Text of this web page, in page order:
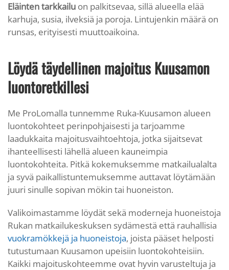
Eläinten tarkkailu on palkitsevaa, sillä alueella elää
karhuja, susia, ilveksiä ja poroja. Lintujenkin määrä on
runsas, erityisesti muuttoaikoina.
Löydä täydellinen majoitus Kuusamon
luontoretkillesi
Me ProLomalla tunnemme Ruka-Kuusamon alueen
luontokohteet perinpohjaisesti ja tarjoamme
laadukkaita majoitusvaihtoehtoja, jotka sijaitsevat
ihanteellisesti lähellä alueen kauneimpia
luontokohteita. Pitkä kokemuksemme matkailualalta
ja syvä paikallistuntemuksemme auttavat löytämään
juuri sinulle sopivan mökin tai huoneiston.
Valikoimastamme löydät sekä moderneja huoneistoja
Rukan matkailukeskuksen sydämestä että rauhallisia
vuokramökkejä ja huoneistoja, joista pääset helposti
tutustumaan Kuusamon upeisiin luontokohteisiin.
Kaikki majoituskohteemme ovat hyvin varusteltuja ja